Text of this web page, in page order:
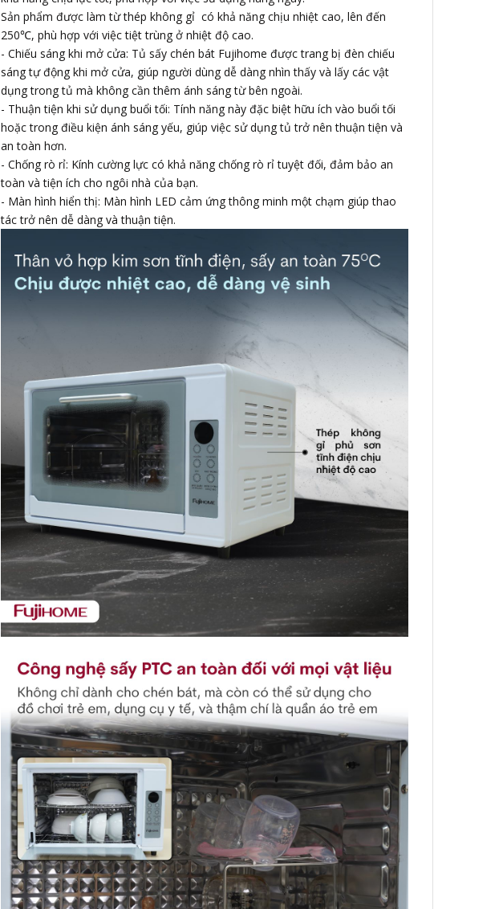
Sản phẩm được làm từ thép không gỉ có khả năng chịu nhiệt cao, lên đến
250℃, phù hợp với việc tiệt trùng ở nhiệt độ cao.
- Chiếu sáng khi mở cửa: Tủ sấy chén bát Fujihome được trang bị đèn chiếu
sáng tự động khi mở cửa, giúp người dùng dễ dàng nhìn thấy và lấy các vật
dụng trong tủ mà không cần thêm ánh sáng từ bên ngoài.
- Thuận tiện khi sử dụng buổi tối: Tính năng này đặc biệt hữu ích vào buổi tối
hoặc trong điều kiện ánh sáng yếu, giúp việc sử dụng tủ trở nên thuận tiện và
an toàn hơn.
- Chống rò rỉ: Kính cường lực có khả năng chống rò rỉ tuyệt đối, đảm bảo an
toàn và tiện ích cho ngôi nhà của bạn.
- Màn hình hiển thị: Màn hình LED cảm ứng thông minh một chạm giúp thao
tác trở nên dễ dàng và thuận tiện.